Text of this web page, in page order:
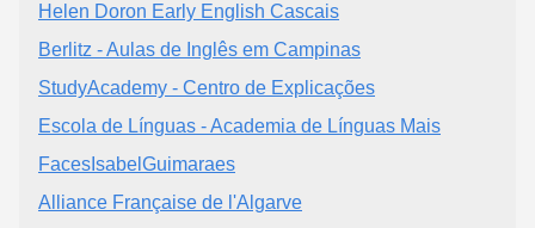
Helen Doron Early English Cascais
Berlitz - Aulas de Inglês em Campinas
StudyAcademy - Centro de Explicações
Escola de Línguas - Academia de Línguas Mais
FacesIsabelGuimaraes
Alliance Française de l'Algarve